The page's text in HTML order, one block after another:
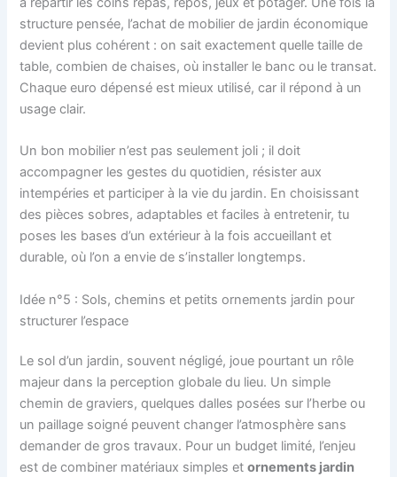
structure pensée, l’achat de mobilier de jardin économique
devient plus cohérent : on sait exactement quelle taille de
table, combien de chaises, où installer le banc ou le transat.
Chaque euro dépensé est mieux utilisé, car il répond à un
usage clair.
Un bon mobilier n’est pas seulement joli ; il doit
accompagner les gestes du quotidien, résister aux
intempéries et participer à la vie du jardin. En choisissant
des pièces sobres, adaptables et faciles à entretenir, tu
poses les bases d’un extérieur à la fois accueillant et
durable, où l’on a envie de s’installer longtemps.
Idée n°5 : Sols, chemins et petits ornements jardin pour
structurer l’espace
Le sol d’un jardin, souvent négligé, joue pourtant un rôle
majeur dans la perception globale du lieu. Un simple
chemin de graviers, quelques dalles posées sur l’herbe ou
un paillage soigné peuvent changer l’atmosphère sans
demander de gros travaux. Pour un budget limité, l’enjeu
est de combiner matériaux simples etornements jardin